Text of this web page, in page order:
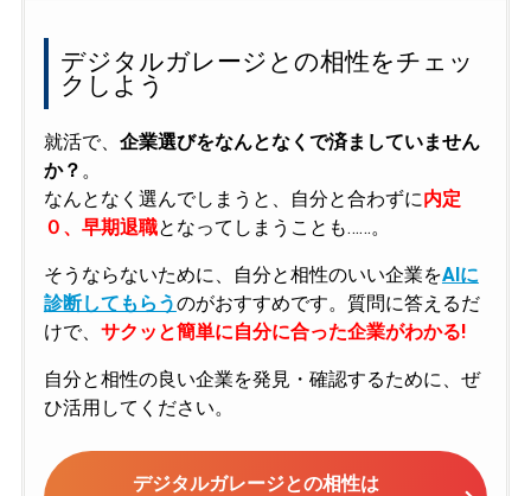
デジタルガレージとの相性をチェッ
クしよう
就活で、 企業選びをなんとなくで済ましていません
か？ 。
なんとなく選んでしまうと、自分と合わずに内定
０、早期退職となってしまうことも……。
そうならないために、自分と相性のいい企業をAIに
診断してもらうのがおすすめです。質問に答えるだ
けで、 サクッと簡単に自分に合った企業がわかる!
自分と相性の良い企業を発見・確認するために、ぜ
ひ活用してください。
デジタルガレージとの相性は